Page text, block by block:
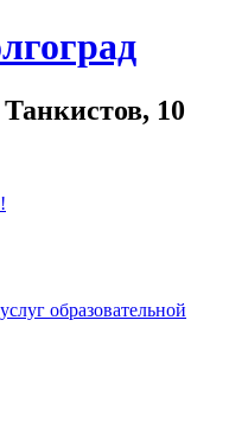
10
образовательной